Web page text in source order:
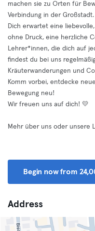
machen sie zu Orten für
Verbindung in der Großstadt.
Dich erwartet eine
ohne Druck, eine herzliche
Lehrer*innen, die dich auf
findest du bei uns
Kräuterwanderungen und
Komm vorbei, entdecke
Bewegung neu!
Wir freuen uns auf dich! 💛
Mehr über uns oder unsere
Begin now from
Address